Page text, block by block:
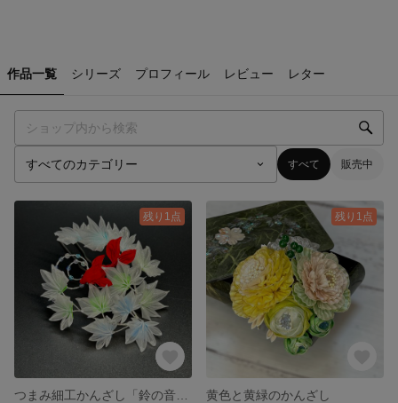
作品一覧 シリーズ プロフィール レビュー レター
すべて 販売中
残り1点 残り1点
黄色と黄緑のかんざし